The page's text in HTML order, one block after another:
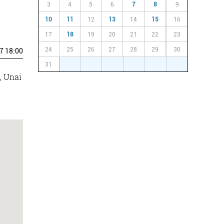
18:00
Unai
3 4 5 6 7 8 9
10 11 12 13 14 15 16
17 18 19 20 21 22 23
24 25 26 27 28 29 30
31